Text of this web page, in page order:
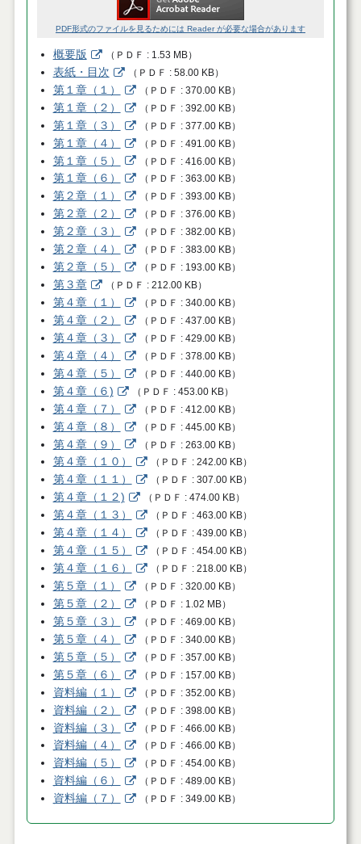
PDF形式のファイルを見るためには Reader が必要な場合があります
概要版 （ ＰＤＦ 1.53 MB）
表紙・目次 （ ＰＤＦ 58.00 KB）
第１章（１） （ ＰＤＦ 370.00 KB）
第１章（２） （ ＰＤＦ 392.00 KB）
第１章（３） （ ＰＤＦ 377.00 KB）
第１章（４） （ ＰＤＦ 491.00 KB）
第１章（５） （ ＰＤＦ 416.00 KB）
第１章（６） （ ＰＤＦ 363.00 KB）
第２章（１） （ ＰＤＦ 393.00 KB）
第２章（２） （ ＰＤＦ 376.00 KB）
第２章（３） （ ＰＤＦ 382.00 KB）
第２章（４） （ ＰＤＦ 383.00 KB）
第２章（５） （ ＰＤＦ 193.00 KB）
第３章 （ ＰＤＦ 212.00 KB）
第４章（１） （ ＰＤＦ 340.00 KB）
第４章（２） （ ＰＤＦ 437.00 KB）
第４章（３） （ ＰＤＦ 429.00 KB）
第４章（４） （ ＰＤＦ 378.00 KB）
第４章（５） （ ＰＤＦ 440.00 KB）
第４章（６) （ ＰＤＦ 453.00 KB）
第４章（７） （ ＰＤＦ 412.00 KB）
第４章（８） （ ＰＤＦ 445.00 KB）
第４章（９） （ ＰＤＦ 263.00 KB）
第４章（１０） （ ＰＤＦ 242.00 KB）
第４章（１１） （ ＰＤＦ 307.00 KB）
第４章（１２) （ ＰＤＦ 474.00 KB）
第４章（１３） （ ＰＤＦ 463.00 KB）
第４章（１４） （ ＰＤＦ 439.00 KB）
第４章（１５） （ ＰＤＦ 454.00 KB）
第４章（１６） （ ＰＤＦ 218.00 KB）
第５章（１） （ ＰＤＦ 320.00 KB）
第５章（２） （ ＰＤＦ 1.02 MB）
第５章（３） （ ＰＤＦ 469.00 KB）
第５章（４） （ ＰＤＦ 340.00 KB）
第５章（５） （ ＰＤＦ 357.00 KB）
第５章（６） （ ＰＤＦ 157.00 KB）
資料編（１） （ ＰＤＦ 352.00 KB）
資料編（２） （ ＰＤＦ 398.00 KB）
資料編（３） （ ＰＤＦ 466.00 KB）
資料編（４） （ ＰＤＦ 466.00 KB）
資料編（５） （ ＰＤＦ 454.00 KB）
資料編（６） （ ＰＤＦ 489.00 KB）
資料編（７） （ ＰＤＦ 349.00 KB）